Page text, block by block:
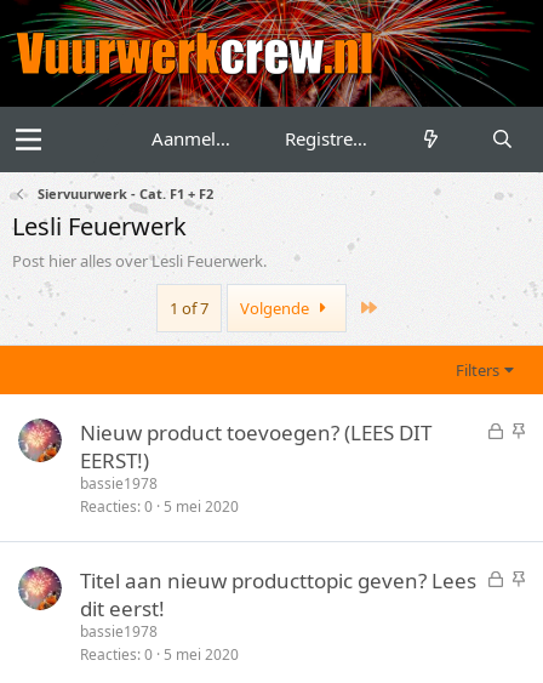
Aanmelden Registreren
Siervuurwerk - Cat. F1 + F2
Lesli Feuerwerk
Post hier alles over Lesli Feuerwerk.
1 of 7 Volgende
Filters
G
e
S
Nieuw product toevoegen? (LEES DIT
EERST!)
bassie1978
Reacties 0 5 mei 2020
G S
Titel aan nieuw producttopic geven? Lees
dit eerst!
bassie1978
Reacties 0 5 mei 2020